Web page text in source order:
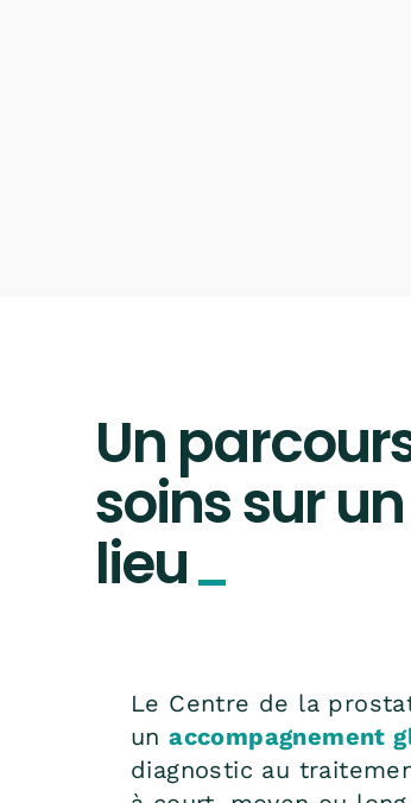
Un
soins sur
lieu
Le Centre de la
unaccompagnement
diagnostic au